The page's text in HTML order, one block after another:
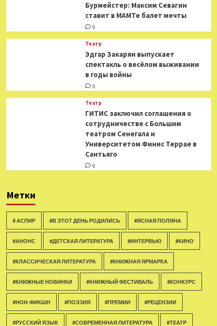
Бурмейстер: Максим Севагин
ставит в МАМТе балет мечты
0
Театр
Эдгар Закарян выпускает
спектакль о весёлом выживании
в годы войны
0
Театр
ГИТИС заключил соглашения о
сотрудничестве с Большим
театром Сенегала и
Университетом Финис Террае в
Сантьяго
0
Метки
# АСПИР #В ЭТОТ ДЕНЬ РОДИЛИСЬ #ЯСНАЯ ПОЛЯНА
#АНОНС #ДЕТСКАЯ ЛИТЕРАТУРА #ИНТЕРВЬЮ #КИНО
#КЛАССИЧЕСКАЯ ЛИТЕРАТУРА #КНИЖНАЯ ЯРМАРКА
#КНИЖНЫЕ НОВИНКИ #КНИЖНЫЙ ФЕСТИВАЛЬ #КОНКУРС
#НОН-ФИКШН #ПОЭЗИЯ #ПРЕМИИ #РЕЦЕНЗИИ
#РУССКИЙ ЯЗЫК #СОВРЕМЕННАЯ ЛИТЕРАТУРА #ТЕАТР